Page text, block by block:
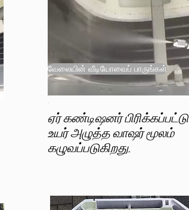
வேலையின் வீடியோவைப் பாருங்கள்
ஏர் கண்டிஷனர் பிரிக்கப்பட்டு
உயர் அழுத்த வாஷர் மூலம்
கழுவப்படுகிறது.